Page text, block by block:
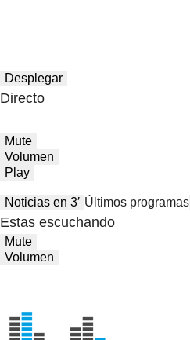
Desplegar
Directo
Mute
Volumen
Play
Noticias en 3′ Últimos programas
Estas escuchando
Mute
Volumen